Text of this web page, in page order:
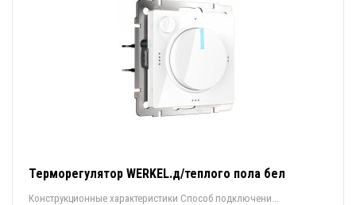
Терморегулятор WERKEL.д/теплого пола бел
Конструкционные характеристики Способ подключени...